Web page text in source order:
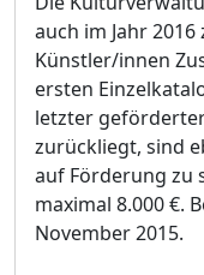
auch im Jahr
Künstler/innen
ersten
letzter
zurückliegt, sind
auf Förderung zu
maximal 8.000 €.
November 2015.